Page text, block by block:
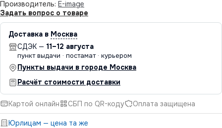
Производитель: E-image
Задать вопрос о товаре
Доставка в Москва
СДЭК — 11–12 августа
пункт выдачи · постамат · курьером
Пункты выдачи в городе Москва
Расчёт стоимости доставки
Картой онлайн СБП по QR-коду Оплата защищена
Юрлицам — цена та же